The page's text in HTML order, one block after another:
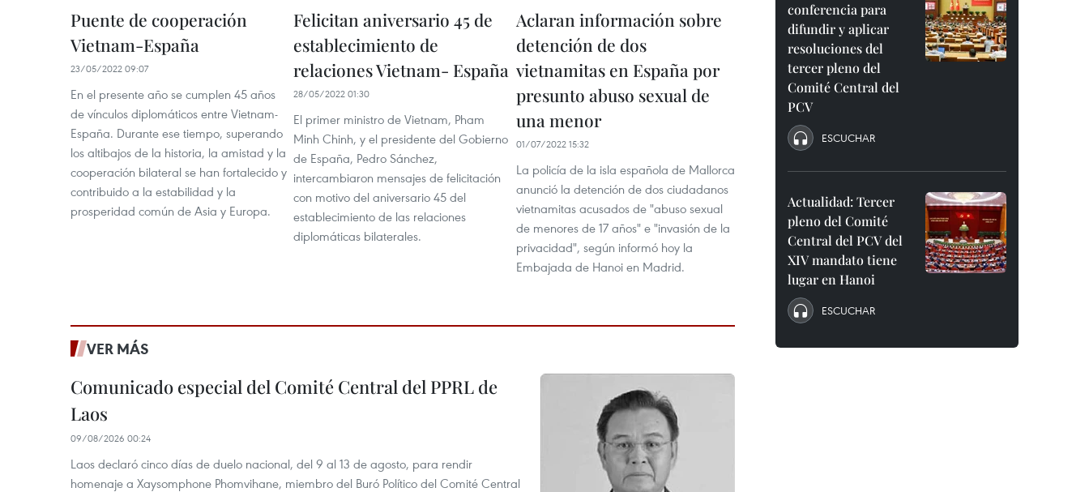
Puente de cooperación
Vietnam-España
23/05/2022 09:07
En el presente año se cumplen 45 años
de vínculos diplomáticos entre Vietnam-
España. Durante ese tiempo, superando
los altibajos de la historia, la amistad y la
cooperación bilateral se han fortalecido y
contribuido a la estabilidad y la
prosperidad común de Asia y Europa.
Felicitan aniversario 45 de
establecimiento de
relaciones Vietnam- España
28/05/2022 01:30
El primer ministro de Vietnam, Pham
Minh Chinh, y el presidente del Gobierno
de España, Pedro Sánchez,
intercambiaron mensajes de felicitación
con motivo del aniversario 45 del
establecimiento de las relaciones
diplomáticas bilaterales.
Aclaran información sobre
detención de dos
vietnamitas en España por
presunto abuso sexual de
una menor
01/07/2022 15:32
La policía de la isla española de Mallorca
anunció la detención de dos ciudadanos
vietnamitas acusados de "abuso sexual
de menores de 17 años" e "invasión de la
privacidad", según informó hoy la
Embajada de Hanoi en Madrid.
VER MÁS
Comunicado especial del Comité Central del PPRL de
Laos
09/08/2026 00:24
Laos declaró cinco días de duelo nacional, del 9 al 13 de agosto, para rendir
homenaje a Xaysomphone Phomvihane, miembro del Buró Político del Comité Central
conferencia para
difundir y aplicar
resoluciones del
tercer pleno del
Comité Central del
PCV
ESCUCHAR
Actualidad: Tercer
pleno del Comité
Central del PCV del
XIV mandato tiene
lugar en Hanoi
ESCUCHAR